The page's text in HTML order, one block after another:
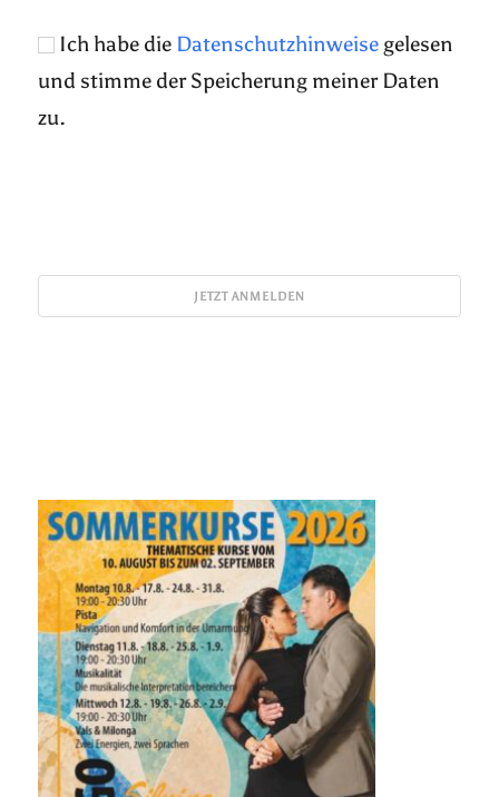
Ich habe die Datenschutzhinweise gelesen
und stimme der Speicherung meiner Daten
zu.